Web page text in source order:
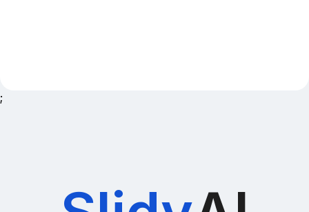
;